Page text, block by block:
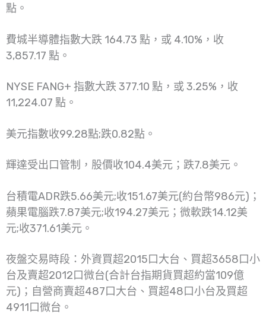
點。
費城半導體指數大跌 164.73 點，或 4.10%，收
3,857.17 點。
NYSE FANG+ 指數大跌 377.10 點，或 3.25%，收
11,224.07 點。
美元指數收99.28點;跌0.82點。
輝達受出口管制，股價收104.4美元；跌7.8美元。
台積電ADR跌5.66美元;收151.67美元(約台幣986元)；
蘋果電腦跌7.87美元;收194.27美元；微軟跌14.12美
元;收371.61美元。
夜盤交易時段：外資買超2015口大台、買超3658口小
台及賣超2012口微台(合計台指期貨買超約當109億
元)；自營商賣超487口大台、買超48口小台及買超
4911口微台。